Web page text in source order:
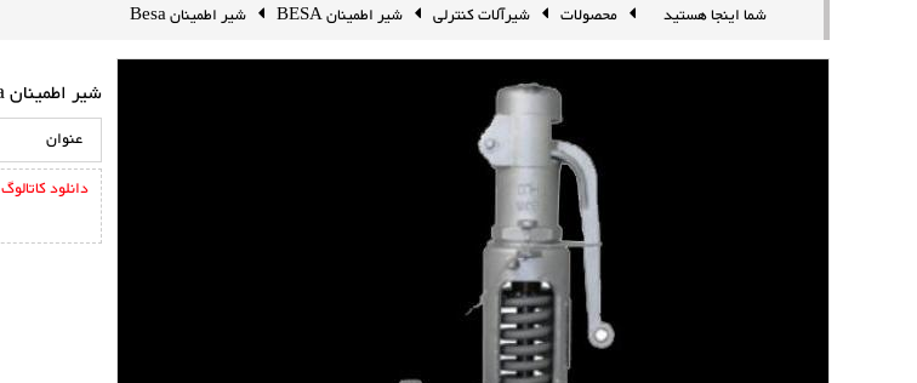
شما اینجا هستید محصولات شیرآلات کنترلی شیر اطمینان BESA شیر اطمینان Besa
شیر اطمینان Besa
عنوان
دانلود کاتالوگ